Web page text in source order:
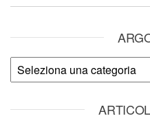
Argomenti